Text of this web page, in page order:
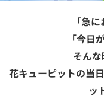
「急
「今日
そんな
花キューピットの当
ッ